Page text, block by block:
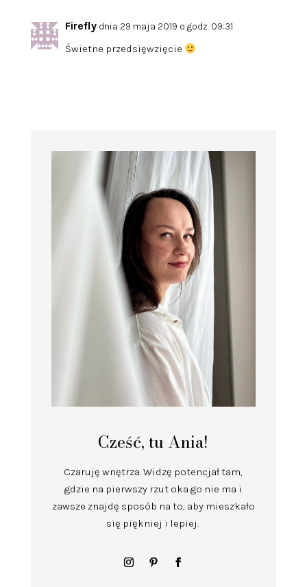
Firefly dnia 29 maja 2019 o godz. 09:31
Świetne przedsięwzięcie
Cześć, tu Ania!
Czaruję wnętrza.Widzę potencjał tam,
gdzie na pierwszy rzut oka go nie ma i
zawsze znajdę sposób na to, aby mieszkało
się piękniej i lepiej.